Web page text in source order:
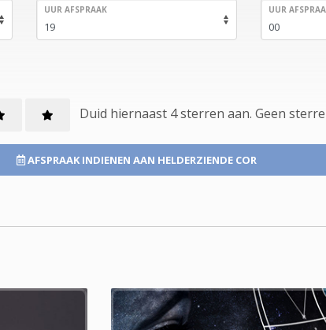
UUR AFSPRAAK UUR
Duid hiernaast 4 sterren aan. Geen
AFSPRAAK INDIENEN AAN HELDERZIENDE COR